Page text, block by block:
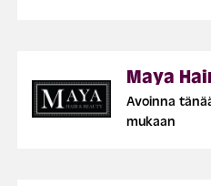
Maya
Avoinna
mukaan